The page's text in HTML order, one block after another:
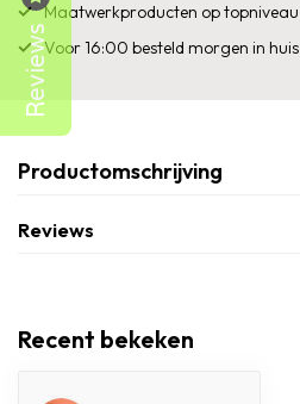
Maatwerkproducten op topniveau
Voor 16:00 besteld morgen in huis
Productomschrijving
Reviews
Recent bekeken
Reviews